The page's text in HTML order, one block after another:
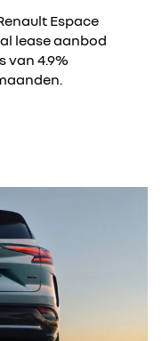
Espace
lease aanbod
van 4.9%